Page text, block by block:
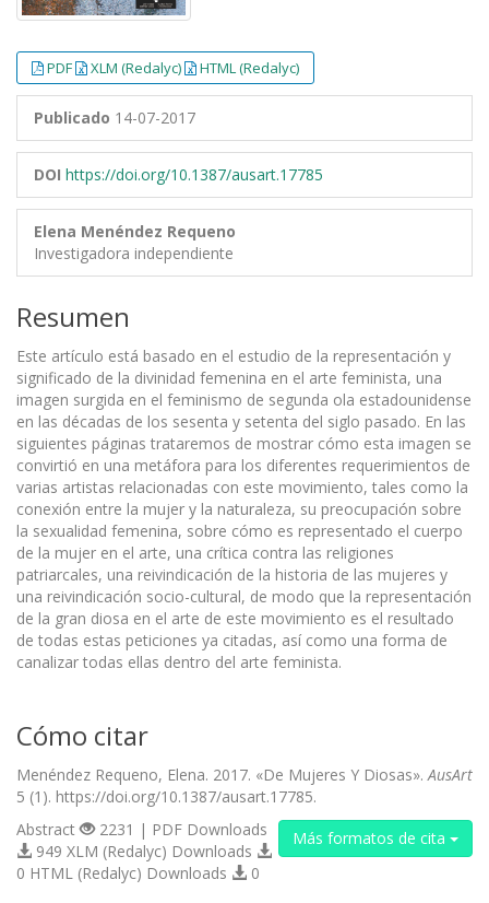
PDF XLM (Redalyc) HTML (Redalyc)
Publicado 14-07-2017
DOI https://doi.org/10.1387/ausart.17785
Elena Menéndez Requeno
Investigadora independiente
Resumen
Este artículo está basado en el estudio de la representación y
significado de la divinidad femenina en el arte feminista, una
imagen surgida en el feminismo de segunda ola estadounidense
en las décadas de los sesenta y setenta del siglo pasado. En las
siguientes páginas trataremos de mostrar cómo esta imagen se
convirtió en una metáfora para los diferentes requerimientos de
varias artistas relacionadas con este movimiento, tales como la
conexión entre la mujer y la naturaleza, su preocupación sobre
la sexualidad femenina, sobre cómo es representado el cuerpo
de la mujer en el arte, una crítica contra las religiones
patriarcales, una reivindicación de la historia de las mujeres y
una reivindicación socio-cultural, de modo que la representación
de la gran diosa en el arte de este movimiento es el resultado
de todas estas peticiones ya citadas, así como una forma de
canalizar todas ellas dentro del arte feminista.
Cómo citar
Menéndez Requeno, Elena. 2017. «De Mujeres Y Diosas». AusArt
5 (1). https://doi.org/10.1387/ausart.17785.
Más formatos de cita
Abstract
2231 | PDF Downloads
949 XLM (Redalyc) Downloads
0 HTML (Redalyc) Downloads
0